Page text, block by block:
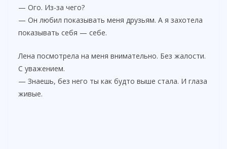
— Ого. Из-за чего?
— Он любил показывать меня друзьям. А я захотела
показывать себя — себе.
Лена посмотрела на меня внимательно. Без жалости.
С уважением.
— Знаешь, без него ты как будто выше стала. И глаза
живые.